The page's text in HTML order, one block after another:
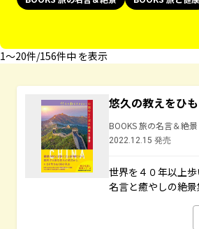
1〜20件/156件中 を表示
悠久の教えをひ
BOOKS 旅の名言＆絶景
2022.12.15 発売
世界を４０年以上
名言と癒やしの絶景